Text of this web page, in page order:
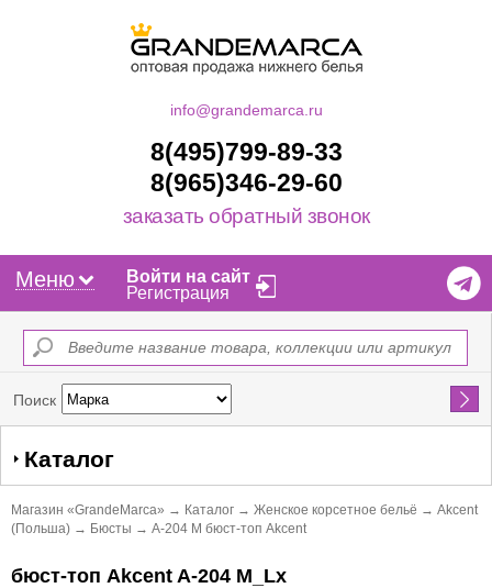
info@grandemarca.ru
8(495)799-89-33
8(965)346-29-60
заказать обратный звонок
Меню
Войти на сайт
Регистрация
Поиск Найти
Каталог
Магазин «GrandeMarca» → Каталог → Женское корсетное бельё → Akcent
(Польша) → Бюсты → A-204 M бюст-топ Akcent
бюст-топ Akcent A-204 M_Lx